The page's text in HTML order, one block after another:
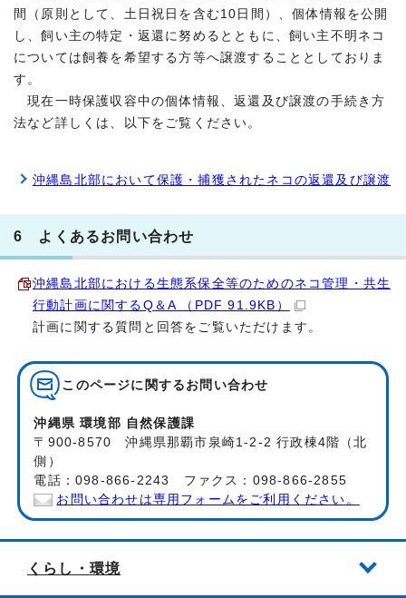
間（原則として、土日祝日を含む10日間）、個体情報を公開
し、飼い主の特定・返還に努めるとともに、飼い主不明ネコ
については飼養を希望する方等へ譲渡することとしておりま
す。
現在一時保護収容中の個体情報、返還及び譲渡の手続き方
法など詳しくは、以下をご覧ください。
沖縄島北部において保護・捕獲されたネコの返還及び譲渡
6 よくあるお問い合わせ
沖縄島北部における生態系保全等のためのネコ管理・共生
行動計画に関するQ＆A （PDF 91.9KB）
計画に関する質問と回答をご覧いただけます。
このページに関する お問い合わせ
沖縄県 環境部 自然保護課
〒900-8570 沖縄県那覇市泉崎1-2-2 行政棟4階（北
側）
電話：098-866-2243 ファクス：098-866-2855
お問い合わせは専用フォームをご利用ください。
くらし・環境